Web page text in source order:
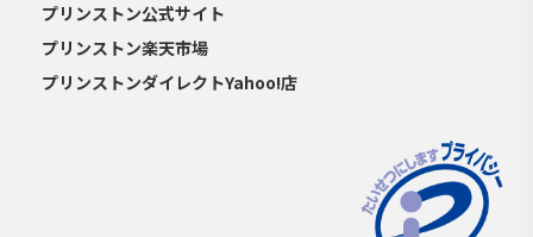
プリンストン公式サイト
プリンストン楽天市場
プリンストンダイレクトYahoo!店